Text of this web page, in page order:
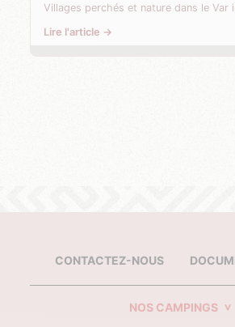
Villages perchés et nature dans le Var
Lire l'article →
CONTACTEZ-NOUS
NOS CAMPINGS